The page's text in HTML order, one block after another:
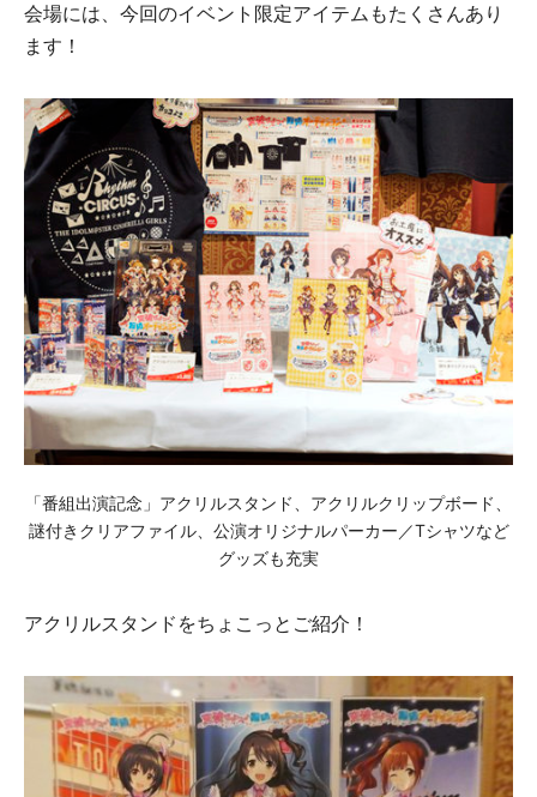
会場には、今回のイベント限定アイテムもたくさんあり
ます！
「番組出演記念」アクリルスタンド、アクリルクリップボード、
謎付きクリアファイル、公演オリジナルパーカー／Tシャツなど
グッズも充実
アクリルスタンドをちょこっとご紹介！